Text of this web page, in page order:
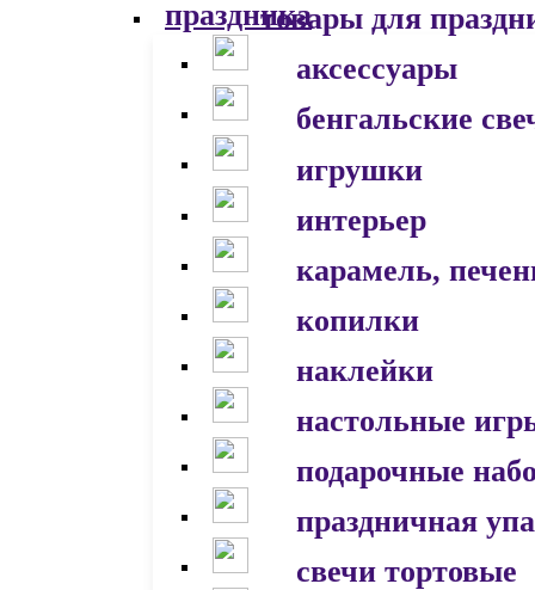
товары для
аксессуары
бенгальские
игрушки
интерьер
карамель,
копилки
наклейки
настольные
подарочные
праздничная
свечи тортовые